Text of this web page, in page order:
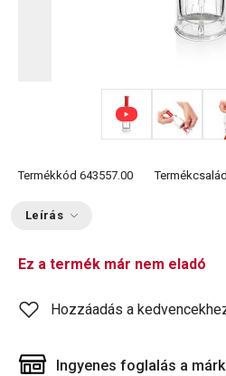
Termékkód 643557.00
Leírás
Ez a termék már nem eladó
Hozzáadás a
Ingyenes foglalás a